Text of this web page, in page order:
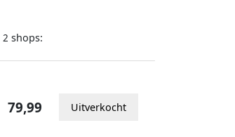
2 shops:
79,99 Uitverkocht